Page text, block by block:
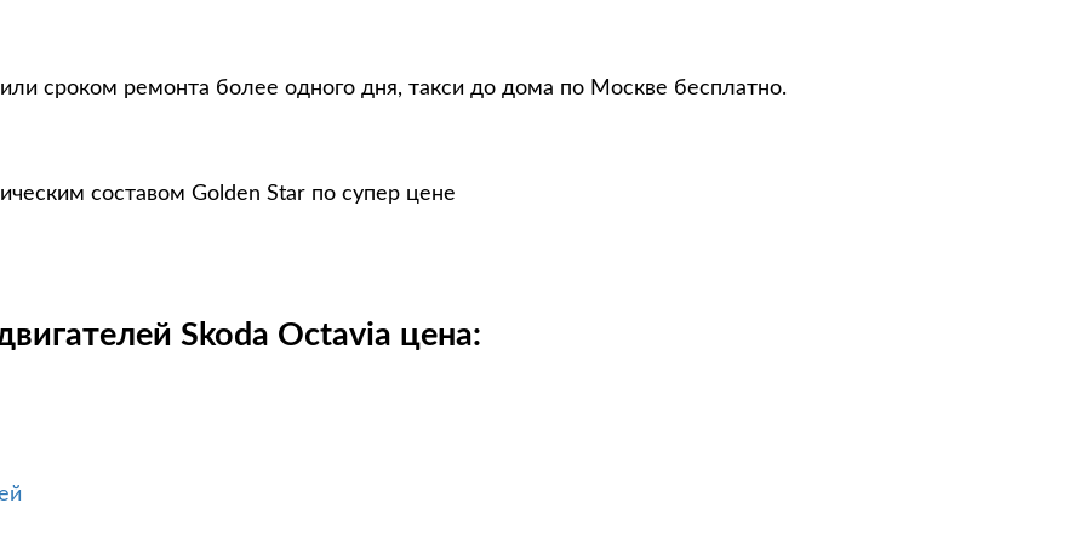
сроком ремонта более одного дня, такси до дома по Москве бесплатно.
составом Golden Star по супер цене
Skoda Octavia цена: